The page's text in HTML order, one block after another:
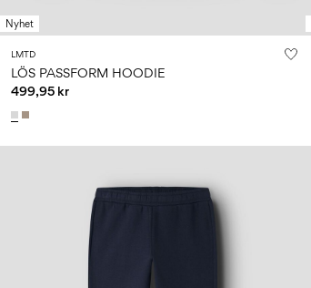
Nyhet
LMTD
LÖS PASSFORM HOODIE
499,95 kr